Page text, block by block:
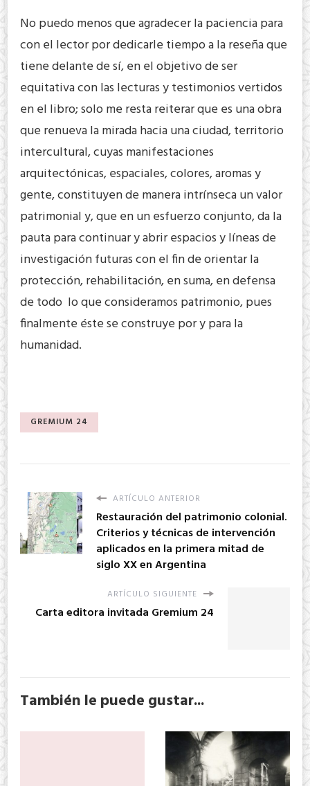
No puedo menos que agradecer la paciencia para
con el lector por dedicarle tiempo a la reseña que
tiene delante de sí, en el objetivo de ser
equitativa con las lecturas y testimonios vertidos
en el libro; solo me resta reiterar que es una obra
que renueva la mirada hacia una ciudad, territorio
intercultural, cuyas manifestaciones
arquitectónicas, espaciales, colores, aromas y
gente, constituyen de manera intrínseca un valor
patrimonial y, que en un esfuerzo conjunto, da la
pauta para continuar y abrir espacios y líneas de
investigación futuras con el fin de orientar la
protección, rehabilitación, en suma, en defensa
de todo lo que consideramos patrimonio, pues
finalmente éste se construye por y para la
humanidad.
GREMIUM 24
ARTÍCULO ANTERIOR
Restauración del patrimonio colonial.
Criterios y técnicas de intervención
aplicados en la primera mitad de
siglo XX en Argentina
ARTÍCULO SIGUIENTE
Carta editora invitada Gremium 24
También le puede gustar...